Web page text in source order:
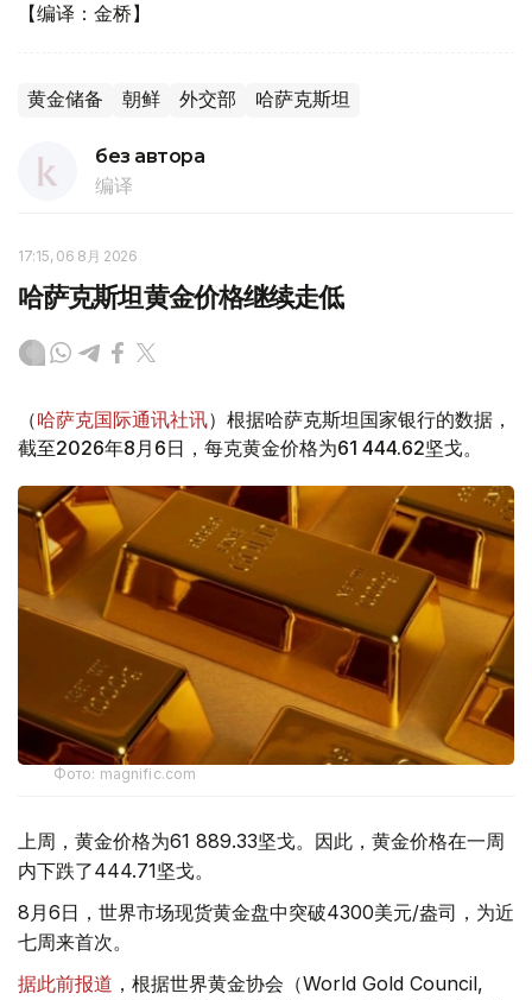
【编译：金桥】
黄金储备 朝鲜 外交部 哈萨克斯坦
без автора
编译
17:15, 06 8月 2026
哈萨克斯坦黄金价格继续走低
（哈萨克国际通讯社讯）根据哈萨克斯坦国家银行的数据，
截至2026年8月6日，每克黄金价格为61 444.62坚戈。
Фото: magnific.com
上周，黄金价格为61 889.33坚戈。因此，黄金价格在一周
内下跌了444.71坚戈。
8月6日，世界市场现货黄金盘中突破4300美元/盎司，为近
七周来首次。
据此前报道 ，根据世界黄金协会（World Gold Council,